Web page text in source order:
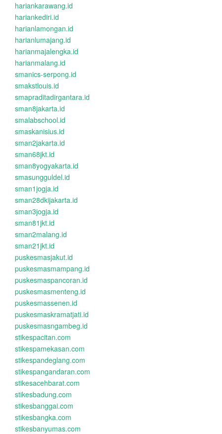
hariankarawang.id
hariankediri.id
harianlamongan.id
harianlumajang.id
harianmajalengka.id
harianmalang.id
smanics-serpong.id
smakstlouis.id
smapraditadirgantara.id
sman8jakarta.id
smalabschool.id
smaskanisius.id
sman2jakarta.id
sman68jkt.id
sman8yogyakarta.id
smasungguldel.id
sman1jogja.id
sman28dkijakarta.id
sman3jogja.id
sman81jkt.id
sman2malang.id
sman21jkt.id
puskesmasjakut.id
puskesmasmampang.id
puskesmaspancoran.id
puskesmasmenteng.id
puskesmassenen.id
puskesmaskramatjati.id
puskesmasngambeg.id
stikespacitan.com
stikespamekasan.com
stikespandeglang.com
stikespangandaran.com
stikesacehbarat.com
stikesbadung.com
stikesbanggai.com
stikesbangka.com
stikesbanyumas.com